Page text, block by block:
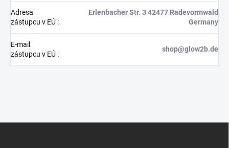
Adresa
zástupcu v EÚ :
Erlenbacher Str. 3 42477 Radevormwald
Germany
E-mail
zástupcu v EÚ :
shop@glow2b.de